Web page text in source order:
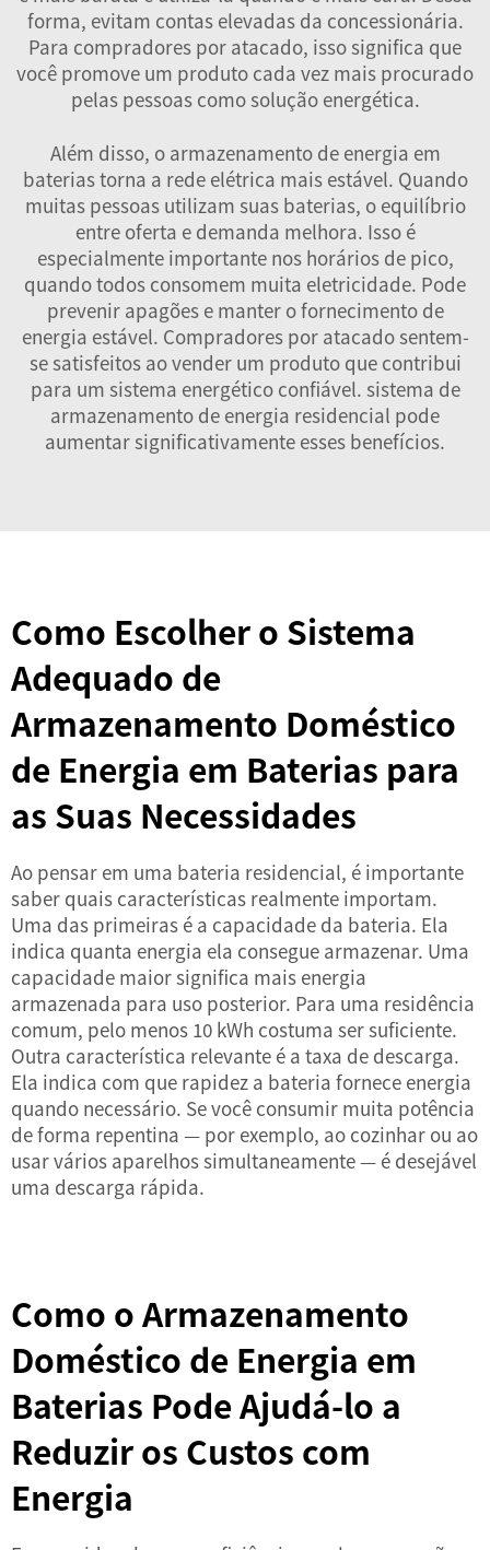
forma, evitam contas elevadas da concessionária.
Para compradores por atacado, isso significa que
você promove um produto cada vez mais procurado
pelas pessoas como solução energética.
Além disso, o armazenamento de energia em
baterias torna a rede elétrica mais estável. Quando
muitas pessoas utilizam suas baterias, o equilíbrio
entre oferta e demanda melhora. Isso é
especialmente importante nos horários de pico,
quando todos consomem muita eletricidade. Pode
prevenir apagões e manter o fornecimento de
energia estável. Compradores por atacado sentem-
se satisfeitos ao vender um produto que contribui
para um sistema energético confiável. sistema de
armazenamento de energia residencial pode
aumentar significativamente esses benefícios.
Como Escolher o Sistema
Adequado de
Armazenamento Doméstico
de Energia em Baterias para
as Suas Necessidades
Ao pensar em uma bateria residencial, é importante
saber quais características realmente importam.
Uma das primeiras é a capacidade da bateria. Ela
indica quanta energia ela consegue armazenar. Uma
capacidade maior significa mais energia
armazenada para uso posterior. Para uma residência
comum, pelo menos 10 kWh costuma ser suficiente.
Outra característica relevante é a taxa de descarga.
Ela indica com que rapidez a bateria fornece energia
quando necessário. Se você consumir muita potência
de forma repentina — por exemplo, ao cozinhar ou ao
usar vários aparelhos simultaneamente — é desejável
uma descarga rápida.
Como o Armazenamento
Doméstico de Energia em
Baterias Pode Ajudá-lo a
Reduzir os Custos com
Energia